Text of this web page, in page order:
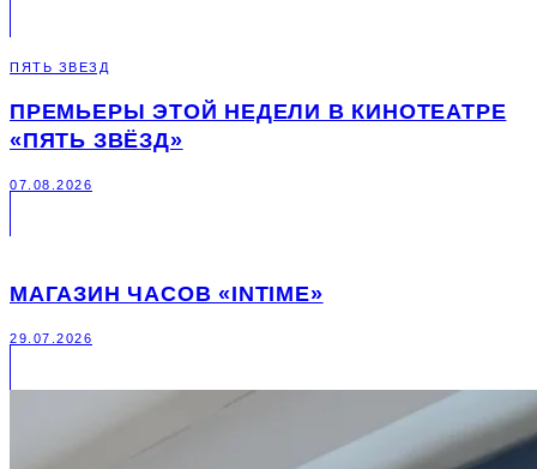
ПЯТЬ ЗВЕЗД
ПРЕМЬЕРЫ ЭТОЙ НЕДЕЛИ В КИНОТЕАТРЕ
«ПЯТЬ ЗВЁЗД»
07.08.2026
МАГАЗИН ЧАСОВ «INTIME»
29.07.2026